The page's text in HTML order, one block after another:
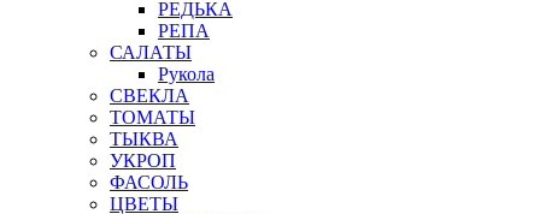
РЕДЬКА
РЕПА
САЛАТЫ
Рукола
СВЕКЛА
ТОМАТЫ
ТЫКВА
УКРОП
ФАСОЛЬ
ЦВЕТЫ